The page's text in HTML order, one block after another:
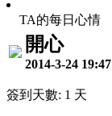
TA的每日心情
開心
2014-3-24 19:47
簽到天數: 1 天